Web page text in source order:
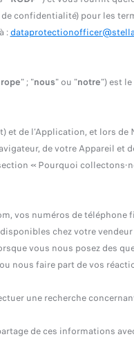
confidentialité) pour les
:
" ; "nous" ou "notre") est le
de l’Application, et lors
de votre Appareil et
« Pourquoi collectons-
vos numéros de
chez votre
vous nous posez des
faire part de vos
une recherche
de ces informations